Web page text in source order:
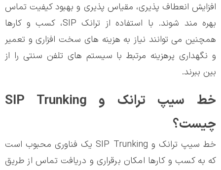
افزایش انعطاف پذیری، مقیاس پذیری و بهبود کیفیت تماس
بهره مند شوند. با استفاده از ترانک SIP، کسب و کارها
همچنین می توانند نیاز به هزینه های سخت افزاری و تعمیر
و نگهداری پرهزینه مرتبط با سیستم های تلفن سنتی را از
بین ببرند.
خط سیپ ترانک و SIP Trunking
چیست؟
خط سیپ ترانک و
SIP Trunking یک فناوری محبوب است
که به کسب و کارها امکان برقراری و دریافت تماس از طریق